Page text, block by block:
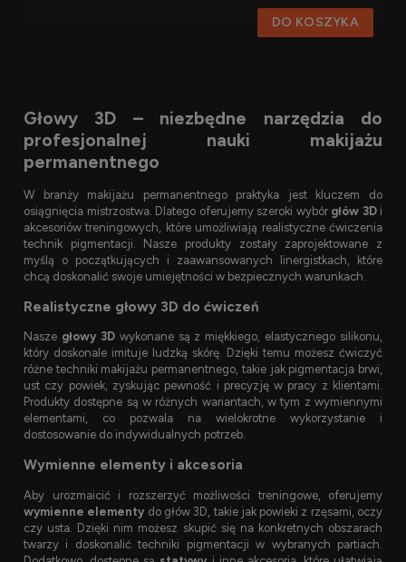
DO KOSZYKA
Głowy 3D – niezbędne narzędzia do
profesjonalnej nauki makijażu
permanentnego
W branży makijażu permanentnego praktyka jest kluczem do
osiągnięcia mistrzostwa. Dlatego oferujemy szeroki wybór głów 3Di
akcesoriów treningowych, które umożliwiają realistyczne ćwiczenia
technik pigmentacji. Nasze produkty zostały zaprojektowane z
myślą o początkujących i zaawansowanych linergistkach, które
chcą doskonalić swoje umiejętności w bezpiecznych warunkach.
Realistyczne głowy 3D do ćwiczeń
Nasze głowy 3Dwykonane są z miękkiego, elastycznego silikonu,
który doskonale imituje ludzką skórę. Dzięki temu możesz ćwiczyć
różne techniki makijażu permanentnego, takie jak pigmentacja brwi,
ust czy powiek, zyskując pewność i precyzję w pracy z klientami.
Produkty dostępne są w różnych wariantach, w tym z wymiennymi
elementami, co pozwala na wielokrotne wykorzystanie i
dostosowanie do indywidualnych potrzeb.
Wymienne elementy i akcesoria
Aby urozmaicić i rozszerzyć możliwości treningowe, oferujemy
wymienne elementydo głów 3D, takie jak powieki z rzęsami, oczy
czy usta. Dzięki nim możesz skupić się na konkretnych obszarach
twarzy i doskonalić techniki pigmentacji w wybranych partiach.